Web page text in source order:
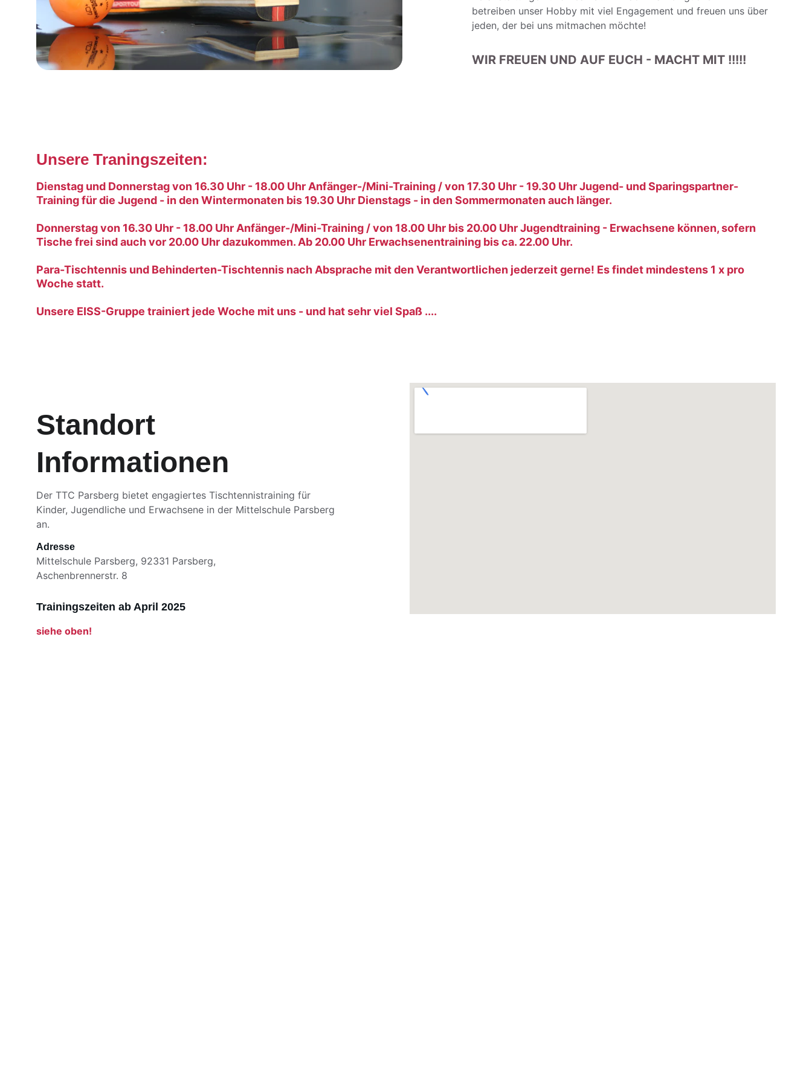
betreiben unser Hobby mit viel Engagement und freuen uns über
jeden, der bei uns mitmachen möchte!
WIR FREUEN UND AUF EUCH - MACHT MIT !!!!!
Unsere Traningszeiten:
Dienstag und Donnerstag von 16.30 Uhr - 18.00 Uhr Anfänger-/Mini-Training / von 17.30 Uhr - 19.30 Uhr Jugend- und Sparingspartner-
Training für die Jugend - in den Wintermonaten bis 19.30 Uhr Dienstags - in den Sommermonaten auch länger.
Donnerstag von 16.30 Uhr - 18.00 Uhr Anfänger-/Mini-Training / von 18.00 Uhr bis 20.00 Uhr Jugendtraining - Erwachsene können, sofern
Tische frei sind auch vor 20.00 Uhr dazukommen. Ab 20.00 Uhr Erwachsenentraining bis ca. 22.00 Uhr.
Para-Tischtennis und Behinderten-Tischtennis nach Absprache mit den Verantwortlichen jederzeit gerne! Es findet mindestens 1 x pro
Woche statt.
Unsere EISS-Gruppe trainiert jede Woche mit uns - und hat sehr viel Spaß ....
Standort
Informationen
Der TTC Parsberg bietet engagiertes Tischtennistraining für
Kinder, Jugendliche und Erwachsene in der Mittelschule Parsberg
an.
Adresse
Mittelschule Parsberg, 92331 Parsberg,
Aschenbrennerstr. 8
Trainingszeiten ab April 2025
siehe oben!